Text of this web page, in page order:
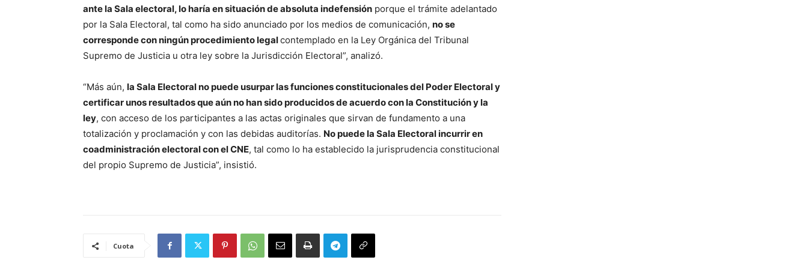
ante la Sala electoral, lo haría en situación de absoluta indefensión porque el trámite adelantado
por la Sala Electoral, tal como ha sido anunciado por los medios de comunicación, no se
corresponde con ningún procedimiento legalcontemplado en la Ley Orgánica del Tribunal
Supremo de Justicia u otra ley sobre la Jurisdicción Electoral”, analizó.
“Más aún, la Sala Electoral no puede usurpar las funciones constitucionales del Poder Electoral y
certificar unos resultados que aún no han sido producidos de acuerdo con la Constitución y la
ley, con acceso de los participantes a las actas originales que sirvan de fundamento a una
totalización y proclamación y con las debidas auditorías. No puede la Sala Electoral incurrir en
coadministración electoral con el CNE, tal como lo ha establecido la jurisprudencia constitucional
del propio Supremo de Justicia”, insistió.
Cuota